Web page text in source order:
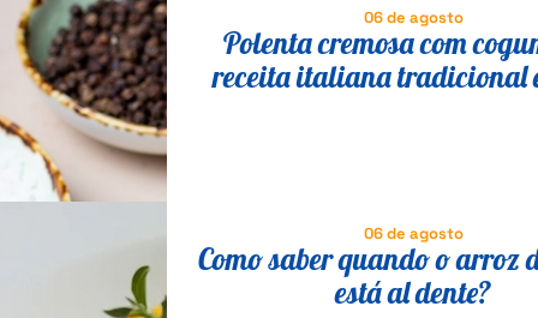
06 de agosto
Polenta cremosa com
receita italiana tradicional
06 de agosto
Como saber quando o arroz
está al dente?